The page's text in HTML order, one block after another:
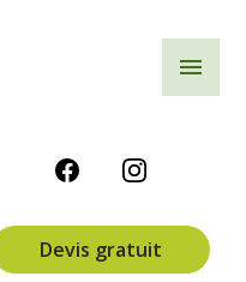
menu
Devis gratuit